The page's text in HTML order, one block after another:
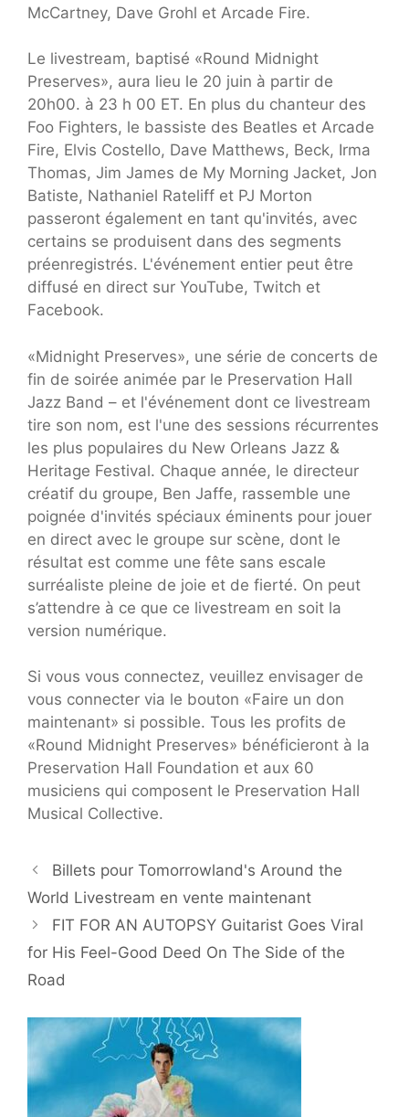
McCartney, Dave Grohl et Arcade Fire.
Le livestream, baptisé «Round Midnight
Preserves», aura lieu le 20 juin à partir de
20h00. à 23 h 00 ET. En plus du chanteur des
Foo Fighters, le bassiste des Beatles et Arcade
Fire, Elvis Costello, Dave Matthews, Beck, Irma
Thomas, Jim James de My Morning Jacket, Jon
Batiste, Nathaniel Rateliff et PJ Morton
passeront également en tant qu'invités, avec
certains se produisent dans des segments
préenregistrés. L'événement entier peut être
diffusé en direct sur YouTube, Twitch et
Facebook.
«Midnight Preserves», une série de concerts de
fin de soirée animée par le Preservation Hall
Jazz Band – et l'événement dont ce livestream
tire son nom, est l'une des sessions récurrentes
les plus populaires du New Orleans Jazz &
Heritage Festival. Chaque année, le directeur
créatif du groupe, Ben Jaffe, rassemble une
poignée d'invités spéciaux éminents pour jouer
en direct avec le groupe sur scène, dont le
résultat est comme une fête sans escale
surréaliste pleine de joie et de fierté. On peut
s’attendre à ce que ce livestream en soit la
version numérique.
Si vous vous connectez, veuillez envisager de
vous connecter via le bouton «Faire un don
maintenant» si possible. Tous les profits de
«Round Midnight Preserves» bénéficieront à la
Preservation Hall Foundation et aux 60
musiciens qui composent le Preservation Hall
Musical Collective.
Billets pour Tomorrowland's Around the
World Livestream en vente maintenant
FIT FOR AN AUTOPSY Guitarist Goes Viral
for His Feel-Good Deed On The Side of the
Road